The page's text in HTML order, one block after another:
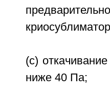
(c)
ниже 40 Па;